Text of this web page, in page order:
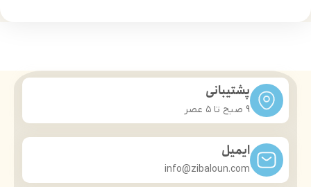
پشتیبانی
9 صبح تا ۵ عصر
ایمیل
info@zibaloun.com